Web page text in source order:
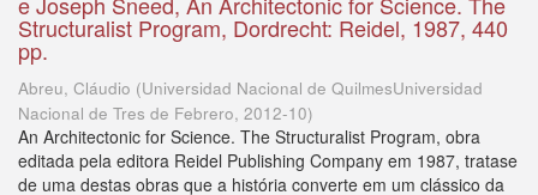
Structuralist Program, Dordrecht: Reidel, 1987, 440
pp.
Abreu, Cláudio (Universidad Nacional de QuilmesUniversidad
Nacional de Tres de Febrero, 2012-10)
An Architectonic for Science. The Structuralist Program, obra
editada pela editora Reidel Publishing Company em 1987, tratase
de uma destas obras que a história converte em um clássico da